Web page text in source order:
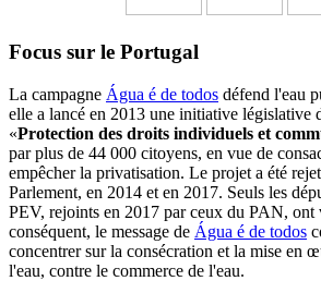
Focus sur le Portugal
La campagne Água é de todos défend l'eau
elle a lancé en 2013 une initiative législative
«Protection des droits individuels et
par plus de 44 000 citoyens, en vue de
empêcher la privatisation. Le projet a été
Parlement, en 2014 et en 2017. Seuls les
PEV, rejoints en 2017 par ceux du PAN, ont
conséquent, le message de Água é de todos
concentrer sur la consécration et la mise en
l'eau, contre le commerce de l'eau.